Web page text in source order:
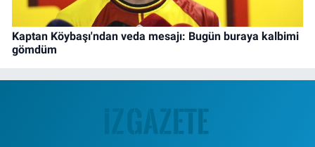
Kaptan Köybaşı'ndan veda mesajı: Bugün buraya kalbimi
gömdüm